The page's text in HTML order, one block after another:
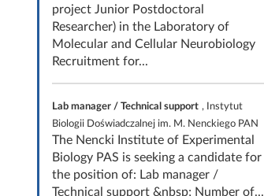
project Junior Postdoctoral
Researcher) in the Laboratory of
Molecular and Cellular Neurobiology
Recruitment for...
Lab manager / Technical support , Instytut
Biologii Doświadczalnej im. M. Nenckiego PAN
The Nencki Institute of Experimental
Biology PAS is seeking a candidate for
the position of: Lab manager /
Technical support &nbsp; Number of...